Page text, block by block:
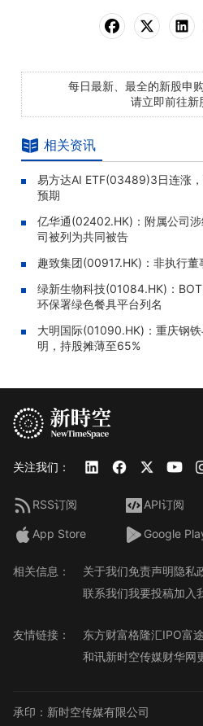
每日最新、最全的新股申
请立即前往新
相关资讯
易方达AI ETF(03489)3日连涨
预期
亿华通(02402.HK)：附属公司
司被列为共同被告
趣致集团(00917.HK)：非执行董
绿新生物科技(01084.HK)：
环保署绿色餐具平台列名
大明国际(01090.HK)：重庆钢
明，持股摊薄至65%
关注我们：
RSS订阅 API订阅
App Store Google
相关信息： 关于我们免责声明隐私
联系我们我要投稿加入
友情链接： 东方财富格隆汇IPO富
和讯新时空传媒财华网
承印：新时空传媒有限公司